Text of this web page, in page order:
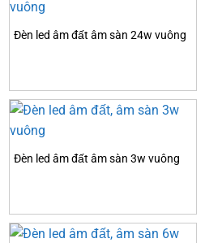
Đèn led âm đất âm sàn 24w vuông
Đèn led âm đất âm sàn 3w vuông